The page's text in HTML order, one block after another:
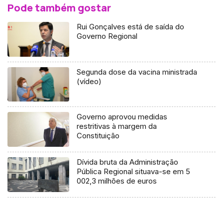
Pode também gostar
Rui Gonçalves está de saída do
Governo Regional
Segunda dose da vacina ministrada
(vídeo)
Governo aprovou medidas
restritivas à margem da
Constituição
Dívida bruta da Administração
Pública Regional situava-se em 5
002,3 milhões de euros